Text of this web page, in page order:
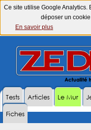
Ce site utilise Google Analytics.
déposer un
En savoir plus
Tests Articles Le Mur
Fiches